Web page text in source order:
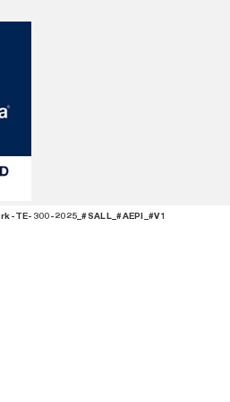
TE-300-2025_#SALL_#AEPI_#V1